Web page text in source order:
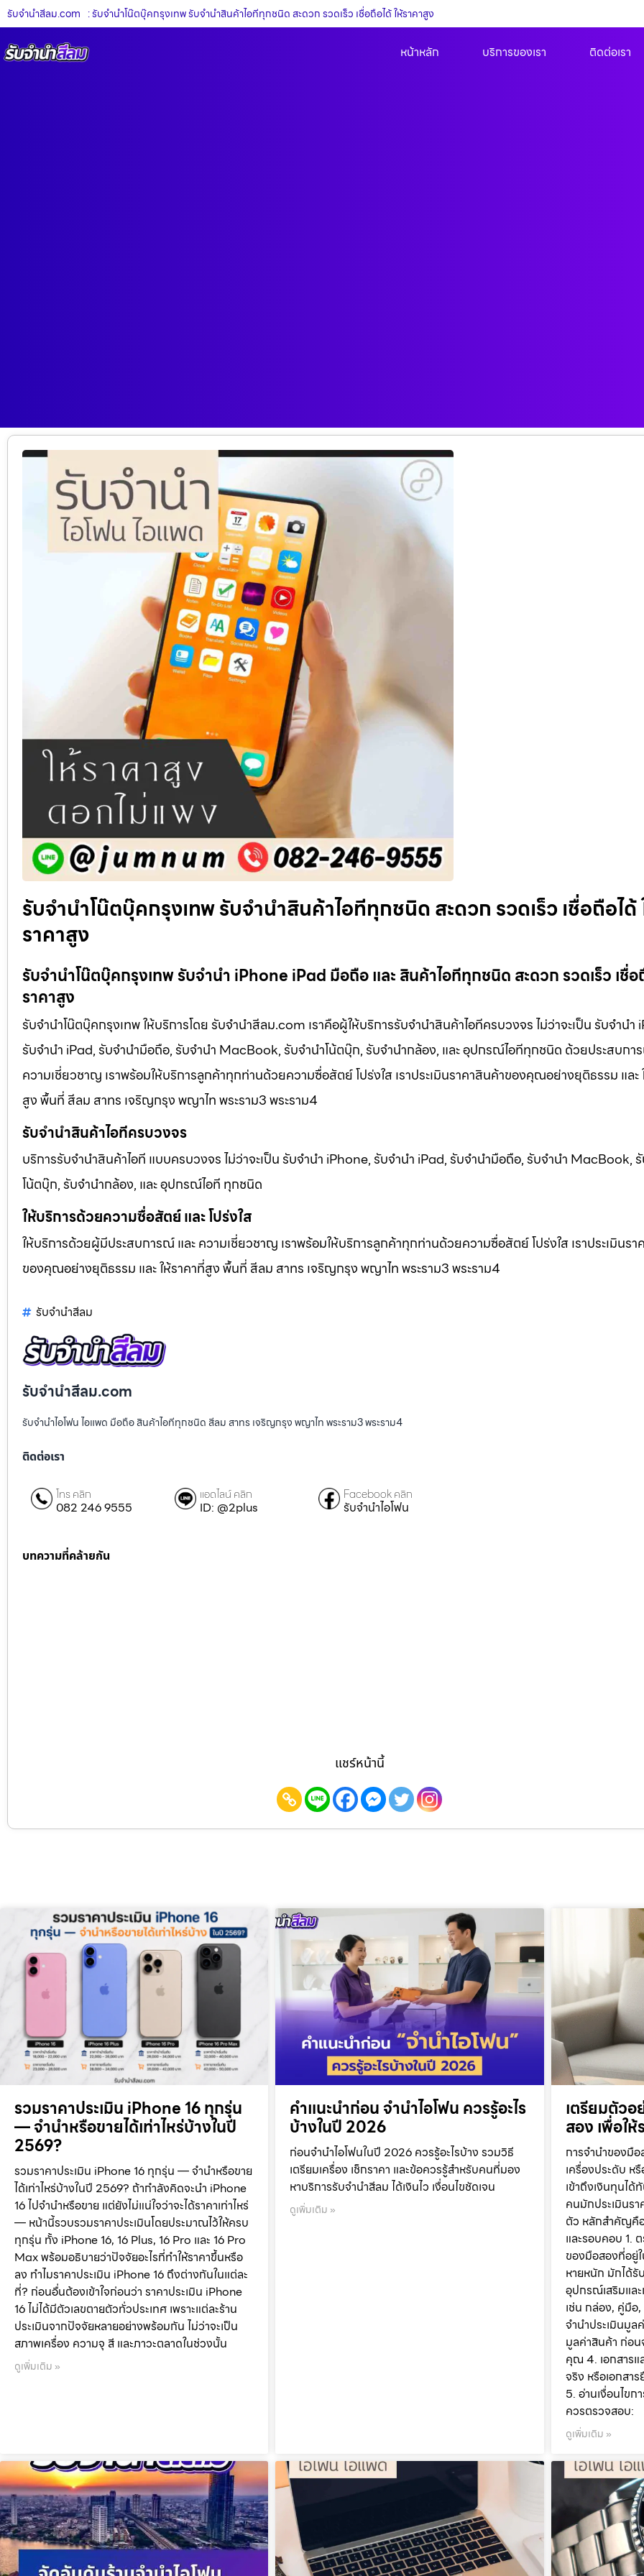
รับจํานําสีลม.com : รับจำนำโน๊ตบุ๊คกรุงเทพ รับจำนำสินค้าไอทีทุกชนิด สะดวก รวดเร็ว เชื่อถือได้ ให้ราคาสูง
หน้าหลัก บริการของเรา ติดต่อเรา
รับจำนำโน๊ตบุ๊คกรุงเทพ รับจำนำสินค้าไอทีทุกชนิด สะดวก รวดเร็ว เชื่อถือได้
ราคาสูง
รับจำนำโน๊ตบุ๊คกรุงเทพ รับจำนำ iPhone iPad มือถือ และ สินค้าไอทีทุกชนิด สะดวก รวดเร็ว เชื่อ
ราคาสูง
รับจำนำโน๊ตบุ๊คกรุงเทพ ให้บริการโดย รับจํานําสีลม.com เราคือผู้ให้บริการรับจำนำสินค้าไอทีครบวงจร ไม่ว่าจะเป็น รับจำนำ
รับจำนำ iPad, รับจำนำมือถือ, รับจำนำ MacBook, รับจำนำโน้ตบุ๊ก, รับจำนำกล้อง, และ อุปกรณ์ไอทีทุกชนิด ด้วยประสบกา
ความเชี่ยวชาญ เราพร้อมให้บริการลูกค้าทุกท่านด้วยความซื่อสัตย์ โปร่งใส เราประเมินราคาสินค้าของคุณอย่างยุติธรรม และ
สูง พื้นที่ สีลม สาทร เจริญกรุง พญาไท พระราม3 พระราม4
รับจำนำสินค้าไอทีครบวงจร
บริการรับจำนำสินค้าไอที แบบครบวงจร ไม่ว่าจะเป็น รับจำนำ iPhone, รับจำนำ iPad, รับจำนำมือถือ, รับจำนำ MacBook,
โน้ตบุ๊ก, รับจำนำกล้อง, และ อุปกรณ์ไอที ทุกชนิด
ให้บริการด้วยความซื่อสัตย์ และ โปร่งใส
ให้บริการด้วยผู้มีประสบการณ์ และ ความเชี่ยวชาญ เราพร้อมให้บริการลูกค้าทุกท่านด้วยความซื่อสัตย์ โปร่งใส เราประเมินรา
ของคุณอย่างยุติธรรม และ ให้ราคาที่สูง พื้นที่ สีลม สาทร เจริญกรุง พญาไท พระราม3 พระราม4
รับจํานําสีลม
รับจํานําสีลม.com
รับจำนำไอโฟน ไอแพด มือถือ สินค้าไอทีทุกชนิด สีลม สาทร เจริญกรุง พญาไท พระราม3 พระราม4
ติดต่อเรา
โทร คลิก
082 246 9555
แอดไลน์ คลิก
ID: @2plus
Facebook คลิก
รับจำนำไอโฟน
บทความที่คล้ายกัน
แชร์หน้านี้
รวมราคาประเมิน iPhone 16 ทุกรุ่น
— จำนำหรือขายได้เท่าไหร่บ้างในปี
2569?
รวมราคาประเมิน iPhone 16 ทุกรุ่น — จำนำหรือขาย
ได้เท่าไหร่บ้างในปี 2569? ถ้ากำลังคิดจะนำ iPhone
16 ไปจำนำหรือขาย แต่ยังไม่แน่ใจว่าจะได้ราคาเท่าไหร่
— หน้านี้รวบรวมราคาประเมินโดยประมาณไว้ให้ครบ
ทุกรุ่น ทั้ง iPhone 16, 16 Plus, 16 Pro และ 16 Pro
Max พร้อมอธิบายว่าปัจจัยอะไรที่ทำให้ราคาขึ้นหรือ
ลง ทำไมราคาประเมิน iPhone 16 ถึงต่างกันในแต่ละ
ที่? ก่อนอื่นต้องเข้าใจก่อนว่า ราคาประเมิน iPhone
16 ไม่ได้มีตัวเลขตายตัวทั่วประเทศ เพราะแต่ละร้าน
ประเมินจากปัจจัยหลายอย่างพร้อมกัน ไม่ว่าจะเป็น
สภาพเครื่อง ความจุ สี และภาวะตลาดในช่วงนั้น
ดูเพิ่มเติม »
คำแนะนำก่อน จำนำไอโฟน ควรรู้อะไร
บ้างในปี 2026
ก่อนจำนำไอโฟนในปี 2026 ควรรู้อะไรบ้าง รวมวิธี
เตรียมเครื่อง เช็กราคา และข้อควรรู้สำหรับคนที่มอง
หาบริการรับจำนำสีลม ได้เงินไว เงื่อนไขชัดเจน
ดูเพิ่มเติม »
เตรียมตัวอ
สอง เพื่อใ
การจำนำของมือ
เครื่องประดับ ห
เข้าถึงเงินทุนได้
คนมักประเมินร
ตัว หลักสำคัญคื
และรอบคอบ 1.
ของมือสองที่อยู่
หายหนัก มักได้รั
อุปกรณ์เสริมแล
เช่น กล่อง, คู่มือ,
จำนำประเมินมู
มูลค่าสินค้า ก่อน
คุณ 4. เอกสารแ
จริง หรือเอกสา
5. อ่านเงื่อนไข
ควรตรวจสอบ:
ดูเพิ่มเติม »